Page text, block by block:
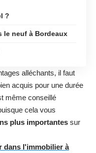
?
le neuf à Bordeaux
alléchants, il faut
acquis pour une durée
même conseillé
cela vous
plus importantes sur
dans l'immobilier à